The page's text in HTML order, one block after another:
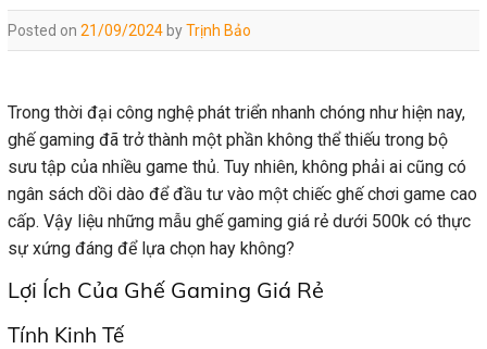
Posted on 21/09/2024 byTrịnh Bảo
Trong thời đại công nghệ phát triển nhanh chóng như hiện nay,
ghế gaming đã trở thành một phần không thể thiếu trong bộ
sưu tập của nhiều game thủ. Tuy nhiên, không phải ai cũng có
ngân sách dồi dào để đầu tư vào một chiếc ghế chơi game cao
cấp. Vậy liệu những mẫu ghế gaming giá rẻ dưới 500k có thực
sự xứng đáng để lựa chọn hay không?
Lợi Ích Của Ghế Gaming Giá Rẻ
Tính Kinh Tế